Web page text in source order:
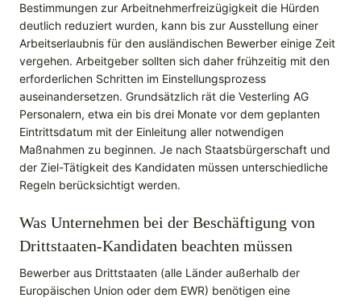
Bestimmungen zur Arbeitnehmerfreizügigkeit die Hürden
deutlich reduziert wurden, kann bis zur Ausstellung einer
Arbeitserlaubnis für den ausländischen Bewerber einige Zeit
vergehen. Arbeitgeber sollten sich daher frühzeitig mit den
erforderlichen Schritten im Einstellungsprozess
auseinandersetzen. Grundsätzlich rät die Vesterling AG
Personalern, etwa ein bis drei Monate vor dem geplanten
Eintrittsdatum mit der Einleitung aller notwendigen
Maßnahmen zu beginnen. Je nach Staatsbürgerschaft und
der Ziel-Tätigkeit des Kandidaten müssen unterschiedliche
Regeln berücksichtigt werden.
Was Unternehmen bei der Beschäftigung von
Drittstaaten-Kandidaten beachten müssen
Bewerber aus Drittstaaten (alle Länder außerhalb der
Europäischen Union oder dem EWR) benötigen eine